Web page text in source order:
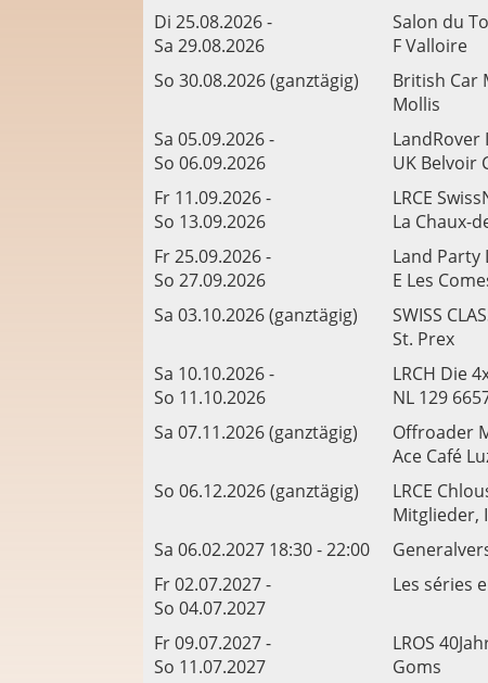
Di 25.08.2026 -
Sa 29.08.2026
Salon du
F Valloire
So 30.08.2026 (ganztägig)
British Car
Mollis
Sa 05.09.2026 -
So 06.09.2026
UK Belvoir
Fr 11.09.2026 -
So 13.09.2026
LRCE
La Chaux-
Fr 25.09.2026 -
So 27.09.2026
Land Party
E Les
Sa 03.10.2026 (ganztägig)
SWISS
St. Prex
Sa 10.10.2026 -
So 11.10.2026
LRCH Die
NL 129
Sa 07.11.2026 (ganztägig)
Offroader
Ace Café
So 06.12.2026 (ganztägig)
LRCE
Mitglieder,
Sa 06.02.2027 18:30 - 22:00
Fr 02.07.2027 -
So 04.07.2027
Les séries
Fr 09.07.2027 -
So 11.07.2027
LROS
Goms